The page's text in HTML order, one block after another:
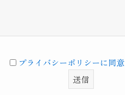
プライバシーポリシーに同意